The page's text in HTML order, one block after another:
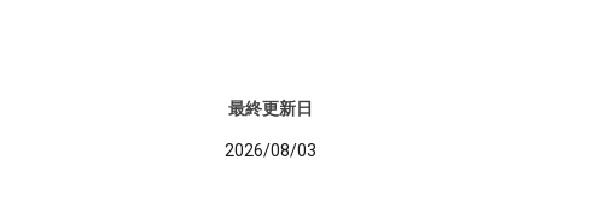
最終更新日
2026/08/03